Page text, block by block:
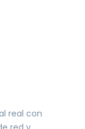
real con